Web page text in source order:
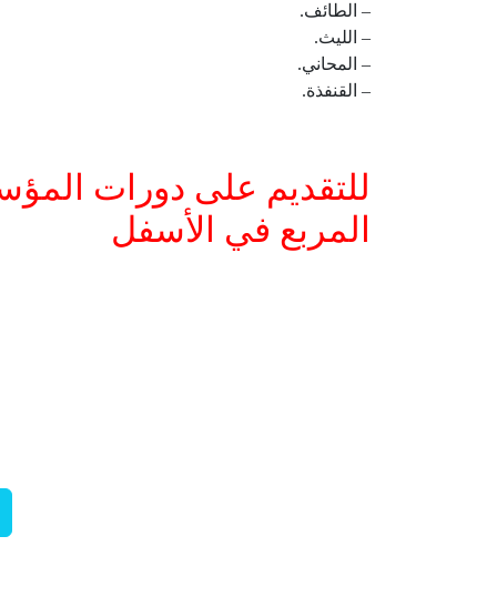
– الطائف.
– الليث.
– المحاني.
– القنفذة.
للتقديم على دورات
المربع في الأسفل